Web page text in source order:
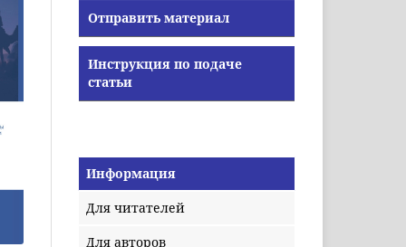
Отправить материал
Инструкция по подаче
статьи
Информация
Для читателей
Для авторов